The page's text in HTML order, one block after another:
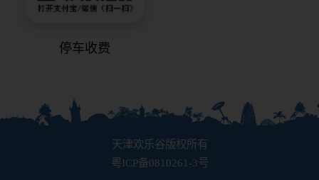
停车收费
天津欢乐谷版权所有
粤ICP备0810261-3号